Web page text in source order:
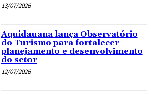
13/07/2026
Aquidauana lança Observatório
do Turismo para fortalecer
planejamento e desenvolvimento
do setor
12/07/2026